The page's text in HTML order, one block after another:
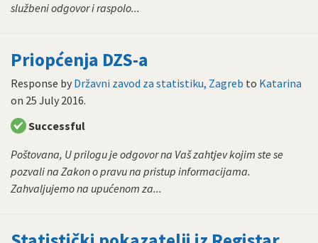
službeni odgovor i raspolo...
Priopćenja DZS-a
Response by Državni zavod za statistiku, Zagreb to Katarina
on 25 July 2016.
Successful
Poštovana, U prilogu je odgovor na Vaš zahtjev kojim ste se
pozvali na Zakon o pravu na pristup informacijama.
Zahvaljujemo na upućenom za...